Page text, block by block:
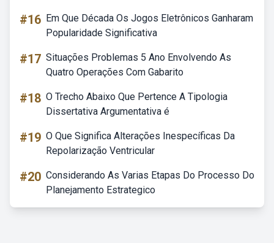
#16 Em Que Década Os Jogos Eletrônicos Ganharam
Popularidade Significativa
#17 Situações Problemas 5 Ano Envolvendo As
Quatro Operações Com Gabarito
#18 O Trecho Abaixo Que Pertence A Tipologia
Dissertativa Argumentativa é
#19 O Que Significa Alterações Inespecíficas Da
Repolarização Ventricular
#20 Considerando As Varias Etapas Do Processo Do
Planejamento Estrategico